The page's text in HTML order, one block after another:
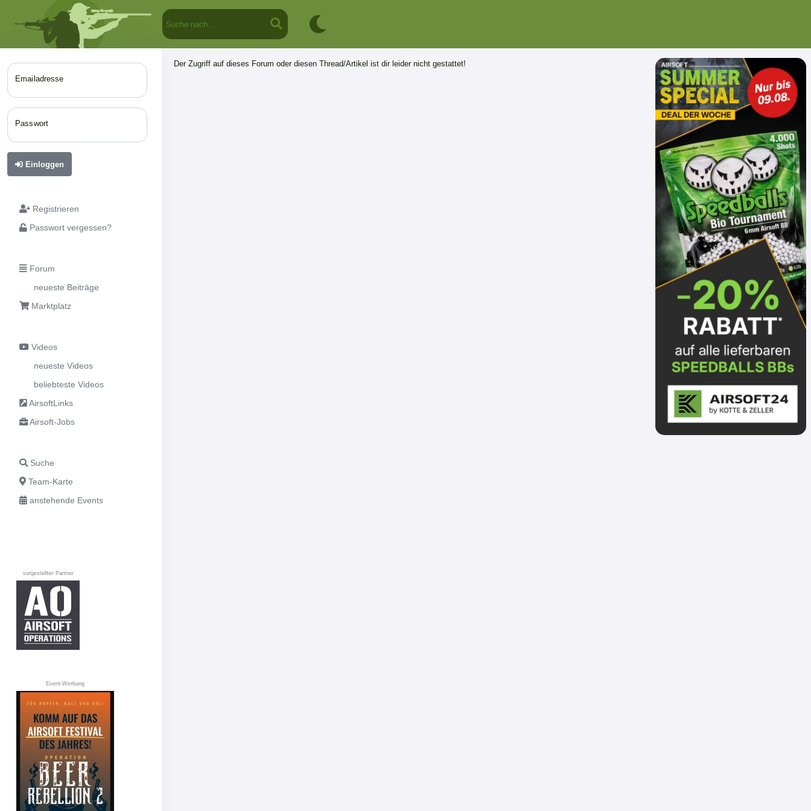
Emailadresse
Passwort
Einloggen
Registrieren
Passwort vergessen?
Forum
neueste Beiträge
Marktplatz
Videos
neueste Videos
beliebteste Videos
AirsoftLinks
Airsoft-Jobs
Suche
Team-Karte
anstehende Events
vorgestellter Partner
Event-Werbung
Der Zugriff auf dieses Forum oder diesen Thread/Artikel ist dir leider nicht gestattet!